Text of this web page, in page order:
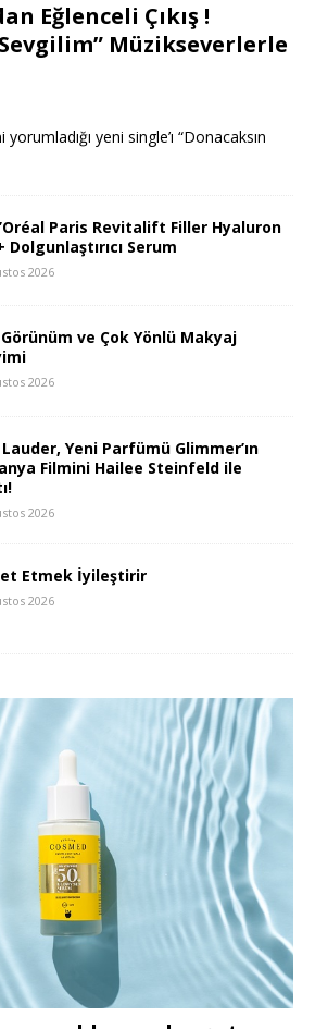
Eğlenceli Çıkış !
Müzikseverlerle
yeni single’ı “Donacaksın
Paris Revitalift Filler Hyaluron
Dolgunlaştırıcı Serum
2026
ve Çok Yönlü Makyaj
2026
Yeni Parfümü Glimmer’ın
Filmini Hailee Steinfeld ile
2026
Etmek İyileştirir
2026